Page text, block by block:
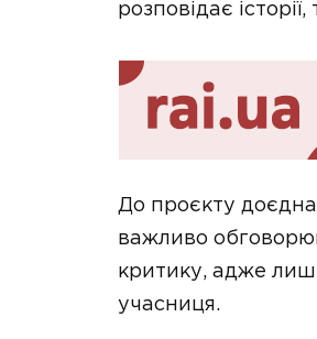
розповідає
До проєкту
важливо
критику, адже
учасниця.